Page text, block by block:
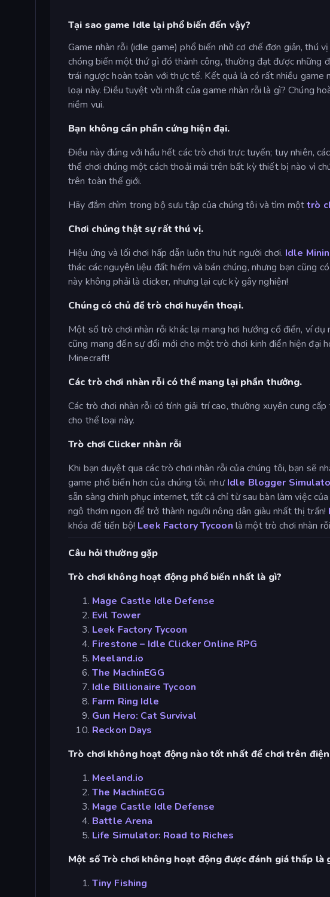
Tại sao game Idle lại phổ biến đến vậy?
Game nhàn rỗi (idle game) phổ biến nhờ cơ chế đơn giản, thú
chóng biến một thứ gì đó thành công, thường đạt được những
trái ngược hoàn toàn với thực tế. Kết quả là có rất nhiều
loại này. Điều tuyệt vời nhất của game nhàn rỗi là gì? Chúng
niềm vui.
Bạn không cần phần cứng hiện đại.
Điều này đúng với hầu hết các trò chơi trực tuyến; tuy nhiên,
thể chơi chúng một cách thoải mái trên bất kỳ thiết bị nào vì
trên toàn thế giới.
Hãy đắm chìm trong bộ sưu tập của chúng tôi và tìm mộttrò
Chơi chúng thật sự rất thú vị.
Hiệu ứng và lối chơi hấp dẫn luôn thu hút người chơi. Idle
thác các nguyên liệu đất hiếm và bán chúng, nhưng bạn cũng
này không phải là clicker, nhưng lại cực kỳ gây nghiện!
Chúng có chủ đề trò chơi huyền thoại.
Một số trò chơi nhàn rỗi khác lại mang hơi hướng cổ điển, ví dụ
cũng mang đến sự đổi mới cho một trò chơi kinh điển hiện đại
Minecraft!
Các trò chơi nhàn rỗi có thể mang lại phần thưởng.
Các trò chơi nhàn rỗi có tính giải trí cao, thường xuyên cung
cho thể loại này.
Trò chơi Clicker nhàn rỗi
Khi bạn duyệt qua các trò chơi nhàn rỗi của chúng tôi, bạn sẽ
game phổ biến hơn của chúng tôi, nhưIdle Blogger
sẵn sàng chinh phục internet, tất cả chỉ từ sau bàn làm việc của
ngô thơm ngon để trở thành người nông dân giàu nhất thị trấn!
khóa để tiến bộ! Leek Factory Tycoon là một trò chơi nhàn
Câu hỏi thường gặp
Trò chơi không hoạt động phổ biến nhất là gì?
Mage Castle Idle Defense
Evil Tower
Leek Factory Tycoon
Firestone – Idle Clicker Online RPG
Meeland.io
The MachinEGG
Idle Billionaire Tycoon
Farm Ring Idle
Gun Hero: Cat Survival
Reckon Days
Trò chơi không hoạt động nào tốt nhất để chơi trên
Meeland.io
The MachinEGG
Mage Castle Idle Defense
Battle Arena
Life Simulator: Road to Riches
Một số Trò chơi không hoạt động được đánh giá thấp là
Tiny Fishing